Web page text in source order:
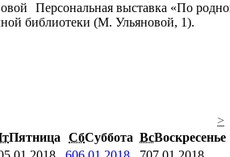
Персональная выставка «По
библиотеки (М. Ульяновой, 1).
>
Пятница СбСуббота ВсВоскресенье